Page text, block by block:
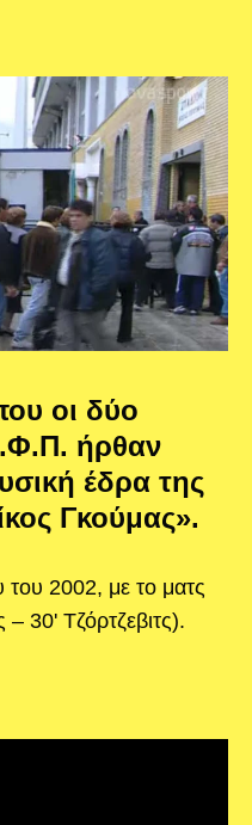
οι δύο
ήρθαν
έδρα της
Γκούμας».
του 2002, με το ματς
– 30' Τζόρτζεβιτς).